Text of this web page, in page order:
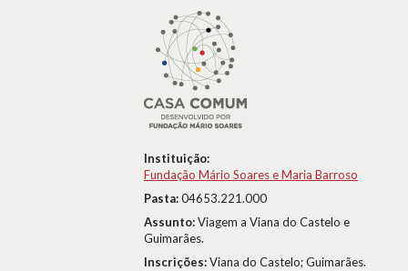
Instituição:
Fundação Mário Soares e Maria Barroso
Pasta:04653.221.000
Assunto:Viagem a Viana do Castelo e
Guimarães.
Inscrições:Viana do Castelo; Guimarães.